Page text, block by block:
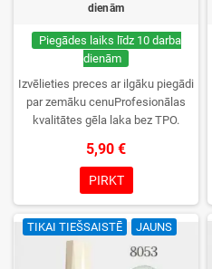
dienām
Piegādes laiks līdz 10 darba
dienām
Izvēlieties preces ar ilgāku piegādi
par zemāku cenuProfesionālas
kvalitātes gēla laka bez TPO.
izvēle, lieliska sacietēšana
UV/LED lampās un ilgstoša
noturība. Katrs flakons iepakots
kastītē – pirmo reizi to atvērsiet
tikai jūs.
5,90 €
PIRKT
TIKAI TIEŠSAISTĒ JAUNS